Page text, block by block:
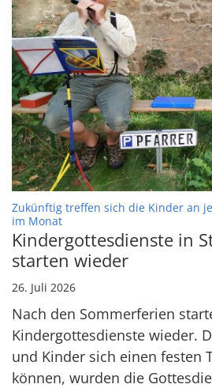
Zukünftig treffen sich die Kinder an
im Monat:
Kindergottesdienste in
starten wieder
26. Juli 2026
Nach den Sommerferien
Kindergottesdienste wieder.
und Kinder sich einen festen
können, wurden die